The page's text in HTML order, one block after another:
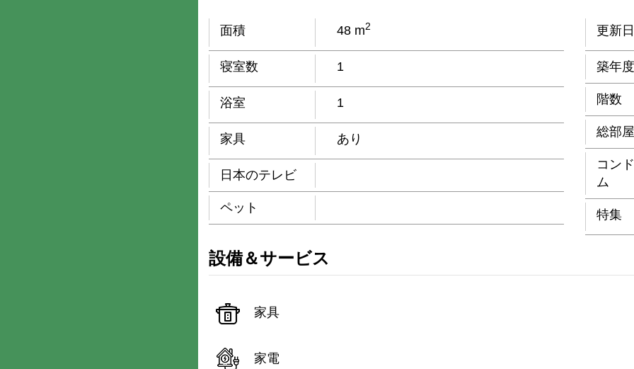
面積 48 m2
寝室数 1
浴室 1
家具 あり
日本のテレビ
ペット
更新日
築年度
階数
総部
コン
ム
特集
設備＆サービス
家具
家電